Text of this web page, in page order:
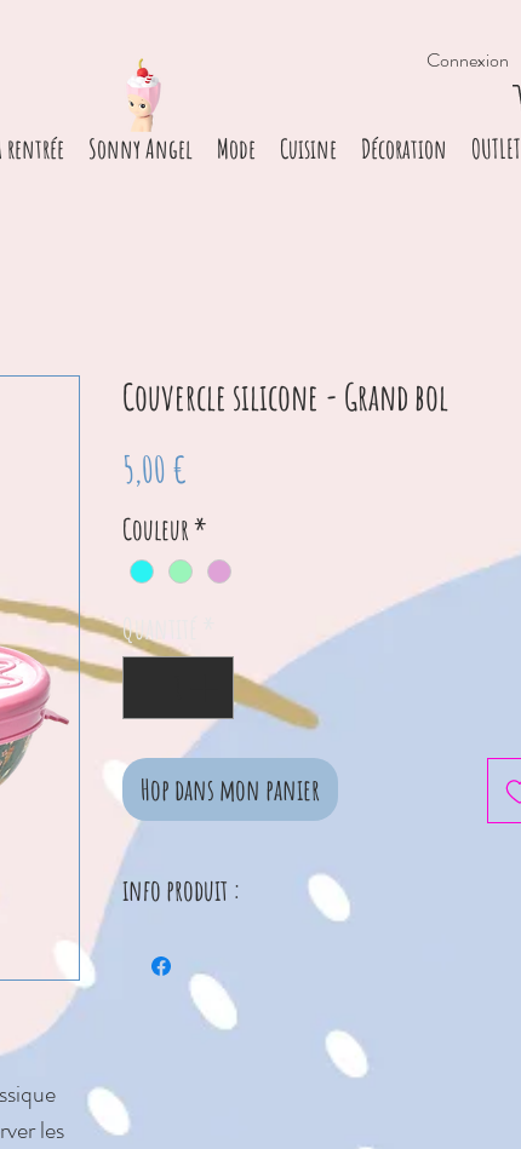
Connexion
rentrée Sonny Angel Mode Cuisine Décoration OUTLET
les
Couvercle silicone - Grand bol
5,00 €
Couleur*
Quantité
Hop dans mon panier
info produit :
qualité pour notre silicone, réutilisable, sans
Bisphénol A ni phtalates. Et c’est pourquoi
vous pouvez placer ce couvercle au lave-
Diamètre (CM): 14.5